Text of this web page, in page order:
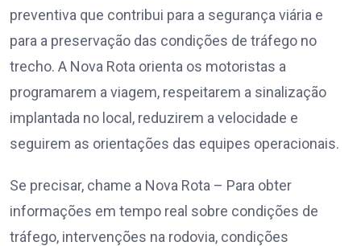
preventiva que contribui para a segurança viária e
para a preservação das condições de tráfego no
trecho. A Nova Rota orienta os motoristas a
programarem a viagem, respeitarem a sinalização
implantada no local, reduzirem a velocidade e
seguirem as orientações das equipes operacionais.
Se precisar, chame a Nova Rota – Para obter
informações em tempo real sobre condições de
tráfego, intervenções na rodovia, condições